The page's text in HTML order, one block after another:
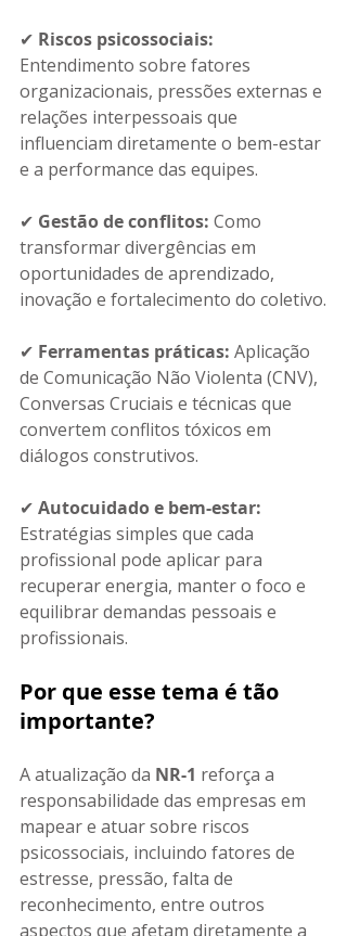
✔ Riscos psicossociais:
Entendimento sobre fatores
organizacionais, pressões externas e
relações interpessoais que
influenciam diretamente o bem-estar
e a performance das equipes.
✔ Gestão de conflitos: Como
transformar divergências em
oportunidades de aprendizado,
inovação e fortalecimento do coletivo.
✔ Ferramentas práticas: Aplicação
de Comunicação Não Violenta (CNV),
Conversas Cruciais e técnicas que
convertem conflitos tóxicos em
diálogos construtivos.
✔ Autocuidado e bem-estar:
Estratégias simples que cada
profissional pode aplicar para
recuperar energia, manter o foco e
equilibrar demandas pessoais e
profissionais.
Por que esse tema é tão
importante?
A atualização da NR-1 reforça a
responsabilidade das empresas em
mapear e atuar sobre riscos
psicossociais, incluindo fatores de
estresse, pressão, falta de
reconhecimento, entre outros
aspectos que afetam diretamente a